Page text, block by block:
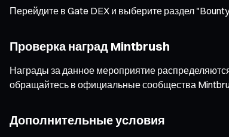
Перейдите в Gate DEX и выберите раздел
Проверка наград Mintbrush
Награды за данное мероприятие
обращайтесь в официальные сообщества
Дополнительные условия